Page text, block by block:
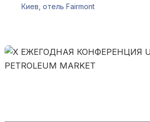
Киев, отель Fairmont